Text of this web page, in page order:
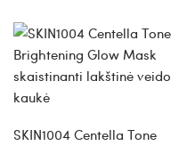
SKIN1004 Centella Tone